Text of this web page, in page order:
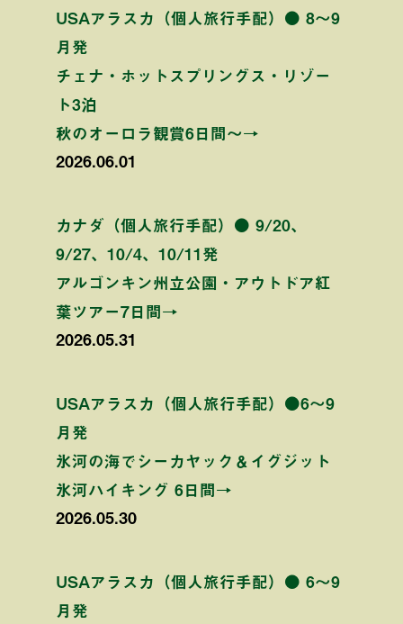
USAアラスカ（個人旅行手配）● 8〜9
月発
チェナ・ホットスプリングス・リゾー
ト3泊
秋のオーロラ観賞6日間〜→
2026.06.01
カナダ（個人旅行手配）● 9/20、
9/27、10/4、10/11発
アルゴンキン州立公園・アウトドア紅
葉ツアー7日間→
2026.05.31
USAアラスカ（個人旅行手配）●6〜9
月発
氷河の海でシーカヤック＆イグジット
氷河ハイキング 6日間→
2026.05.30
USAアラスカ（個人旅行手配）● 6〜9
月発